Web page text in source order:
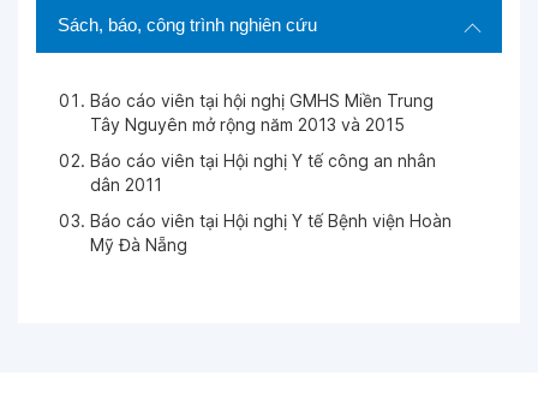
Sách, báo, công trình nghiên cứu
Báo cáo viên tại hội nghị GMHS Miền Trung
Tây Nguyên mở rộng năm 2013 và 2015
Báo cáo viên tại Hội nghị Y tế công an nhân
dân 2011
Báo cáo viên tại Hội nghị Y tế Bệnh viện Hoàn
Mỹ Đà Nẵng